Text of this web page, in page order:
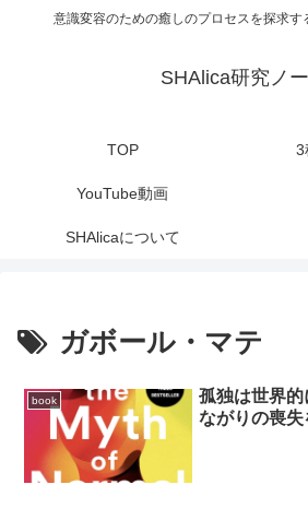
意識変容のための癒しのプロセスを探求す
SHAlica研究ノ
TOP 3
YouTube動画
SHAlicaについて
ガボール・マテ
book
孤独は世界
ながりの喪失